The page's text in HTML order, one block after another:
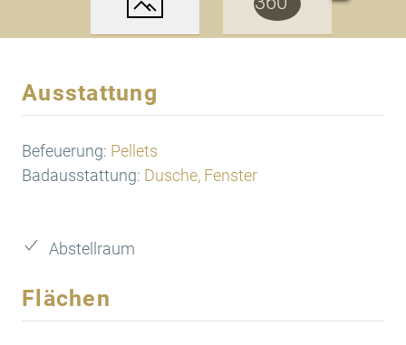
Ausstattung
Befeuerung: Pellets
Badausstattung: Dusche, Fenster
Abstellraum
Flächen